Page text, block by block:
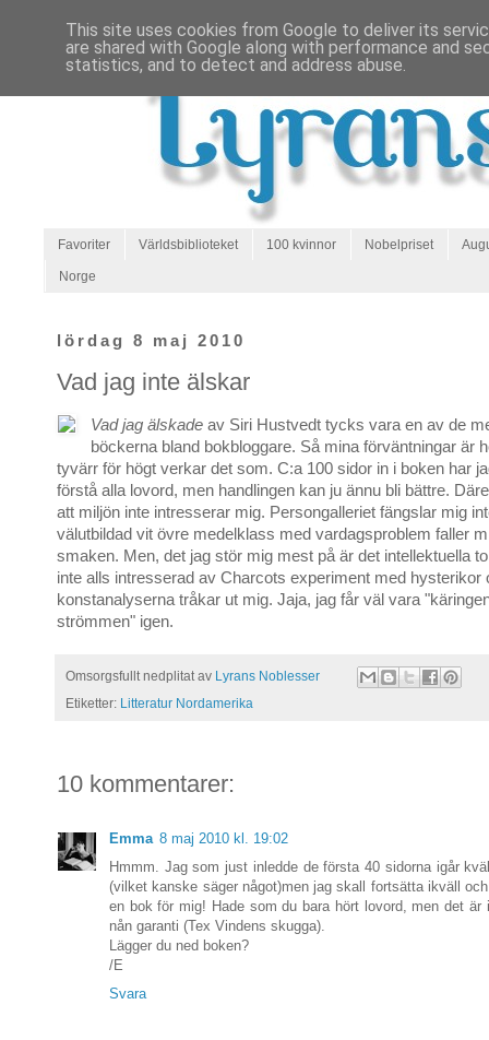
Favoriter Världsbiblioteket 100 kvinnor Nobelpriset
Norge
lördag 8 maj 2010
Vad jag inte älskar
Vad jag älskade av Siri Hustvedt tycks vara en av de
böckerna bland bokbloggare. Så mina förväntningar är
tyvärr för högt verkar det som. C:a 100 sidor in i boken har
förstå alla lovord, men handlingen kan ju ännu bli bättre.
att miljön inte intresserar mig. Persongalleriet fängslar mig
välutbildad vit övre medelklass med vardagsproblem faller
smaken. Men, det jag stör mig mest på är det intellektuella
inte alls intresserad av Charcots experiment med hysterikor
konstanalyserna tråkar ut mig. Jaja, jag får väl vara
strömmen" igen.
Omsorgsfullt nedplitat av Lyrans Noblesser
Etiketter: Litteratur Nordamerika
10 kommentarer:
Emma 8 maj 2010 kl. 19:02
Hmmm. Jag som just inledde de första 40 sidorna igår
(vilket kanske säger något)men jag skall fortsätta ikväll
en bok för mig! Hade som du bara hört lovord, men det är
nån garanti (Tex Vindens skugga).
Lägger du ned boken?
/E
Svara
This site uses cookies from Google to deliver its
are shared with Google along with performance and
statistics, and to detect and address abuse.